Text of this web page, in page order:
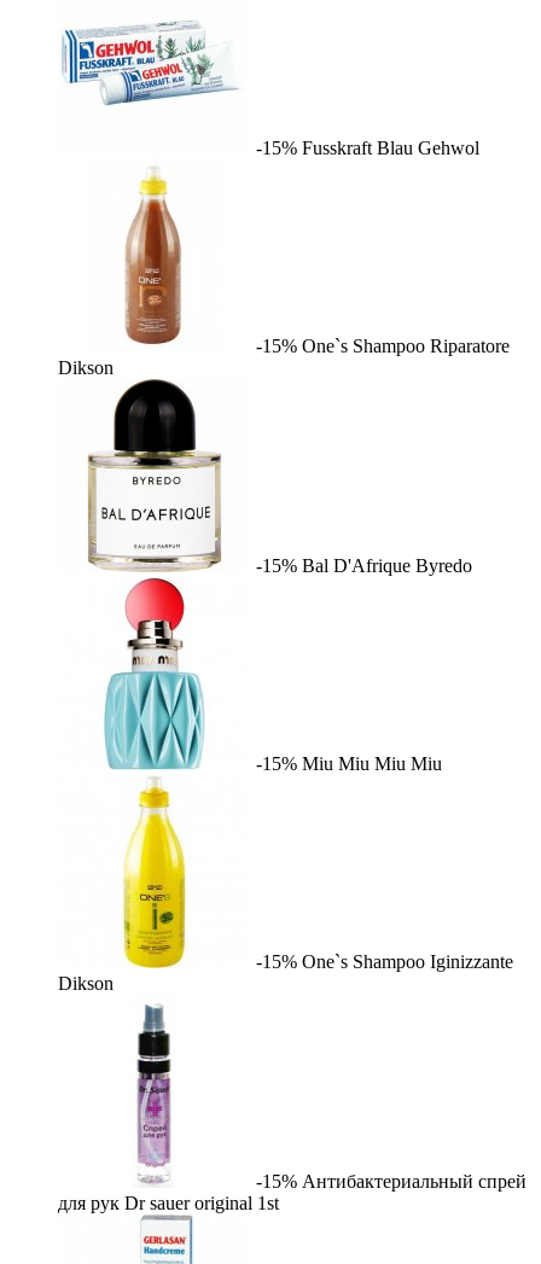
-15% Fusskraft Blau Gehwol
-15% One`s Shampoo Riparatore
Dikson
-15% Bal D'Afrique Byredo
-15% Miu Miu Miu Miu
-15% One`s Shampoo Iginizzante
Dikson
-15% Антибактериальный спрей
для рук Dr sauer original 1st